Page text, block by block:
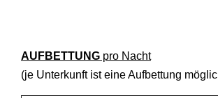
AUFBETTUNG pro Nacht
(je Unterkunft ist eine Aufbettung